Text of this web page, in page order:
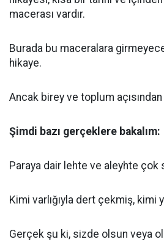
macerası vardır.
Burada bu maceralara
hikaye.
Ancak birey ve toplum
Şimdi bazı gerçeklere bakalım:
Paraya dair lehte ve aleyhte çok
Kimi varlığıyla dert çekmiş, kimi
Gerçek şu ki, sizde olsun veya